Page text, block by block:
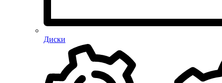
Диски